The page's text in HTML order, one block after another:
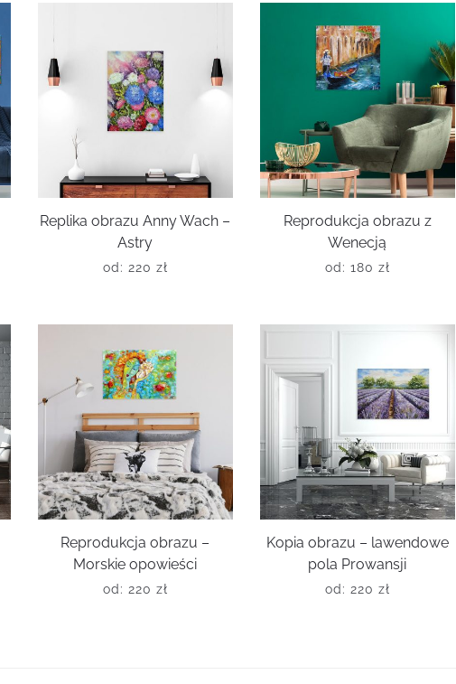
Replika obrazu Anny Wach –
Astry
od: 220 zł
Reprodukcja obrazu z
Wenecją
od: 180 zł
Reprodukcja obrazu –
Morskie opowieści
od: 220 zł
Kopia obrazu – lawendowe
pola Prowansji
od: 220 zł